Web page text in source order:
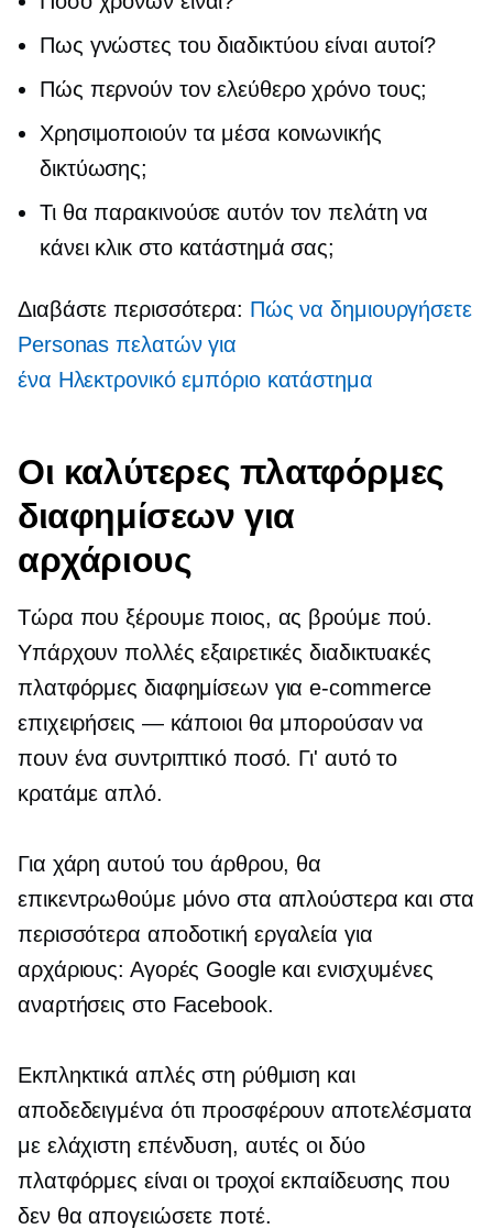
Πως γνώστες του διαδικτύου είναι αυτοί?
Πώς περνούν τον ελεύθερο χρόνο τους;
Χρησιμοποιούν τα μέσα κοινωνικής
δικτύωσης;
Τι θα παρακινούσε αυτόν τον πελάτη να
κάνει κλικ στο κατάστημά σας;
Διαβάστε περισσότερα: Πώς να δημιουργήσετε
Personas πελατών για
ένα Ηλεκτρονικό εμπόριοκατάστημα
Οι καλύτερες πλατφόρμες
διαφημίσεων για
αρχάριους
Τώρα που ξέρουμε ποιος, ας βρούμε πού.
Υπάρχουν πολλές εξαιρετικές διαδικτυακές
πλατφόρμες διαφημίσεων γιαe-commerce
επιχειρήσεις — κάποιοι θα μπορούσαν να
πουν ένα συντριπτικό ποσό. Γι' αυτό το
κρατάμε απλό.
Για χάρη αυτού του άρθρου, θα
επικεντρωθούμε μόνο στα απλούστερα και στα
περισσότερα αποδοτική εργαλεία για
αρχάριους: Αγορές Google και ενισχυμένες
αναρτήσεις στο Facebook.
Εκπληκτικά απλές στη ρύθμιση και
αποδεδειγμένα ότι προσφέρουν αποτελέσματα
με ελάχιστη επένδυση, αυτές οι δύο
πλατφόρμες είναι οι τροχοί εκπαίδευσης που
δεν θα απογειώσετε ποτέ.